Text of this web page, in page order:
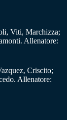
Viti, Marchizza;
Allenatore:
Criscito;
Allenatore: